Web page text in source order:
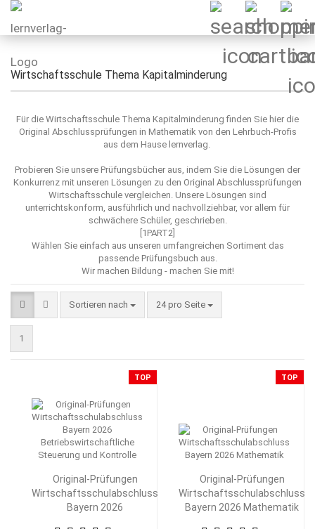
Wirtschaftsschule Thema Kapitalminderung
Für die Wirtschaftsschule Thema Kapitalminderung finden Sie hier die
Original Abschlussprüfungen in Mathematik von den Lehrbuch-Profis
aus dem Hause lernverlag.
Probieren Sie unsere Prüfungsbücher aus, indem Sie die Lösungen der
Konkurrenz mit unseren Lösungen zu den Original Abschlussprüfungen
Wirtschaftsschule vergleichen. Unsere Lösungen sind
unterrichtskonform, ausführlich und nachvollziehbar, vor allem für
schwächere Schüler, geschrieben.
[1PART2]
Wählen Sie einfach aus unseren umfangreichen Sortiment das
passende Prüfungsbuch aus.
Wir machen Bildung - machen Sie mit!
Sortieren nach
Sortieren nach 24 pro Seite
pro Seite
1
TOP
Original-Prüfungen
Wirtschaftsschulabschluss
Bayern 2026
TOP
Original-Prüfungen
Wirtschaftsschulabschluss
Bayern 2026 Mathematik